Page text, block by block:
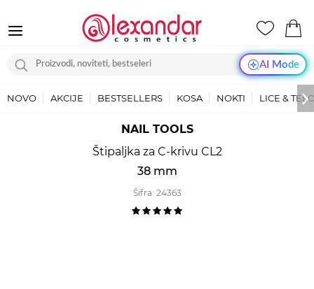
AI Mode
NOVO AKCIJE BESTSELLERS KOSA NOKTI LICE &
NAIL TOOLS
Štipaljka za C-krivu CL2
38 mm
Šifra: 24363